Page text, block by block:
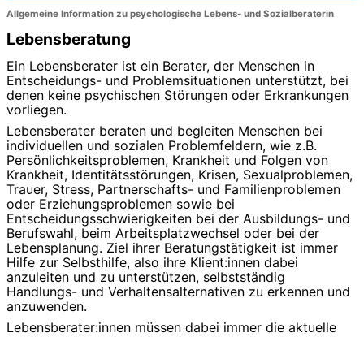
Allgemeine Information zu psychologische Lebens- und Sozialberaterin
Lebensberatung
Ein Lebensberater ist ein Berater, der Menschen in
Entscheidungs- und Problemsituationen unterstützt, bei
denen keine psychischen Störungen oder Erkrankungen
vorliegen.
Lebensberater beraten und begleiten Menschen bei
individuellen und sozialen Problemfeldern, wie z.B.
Persönlichkeitsproblemen, Krankheit und Folgen von
Krankheit, Identitätsstörungen, Krisen, Sexualproblemen,
Trauer, Stress, Partnerschafts- und Familienproblemen
oder Erziehungsproblemen sowie bei
Entscheidungsschwierigkeiten bei der Ausbildungs- und
Berufswahl, beim Arbeitsplatzwechsel oder bei der
Lebensplanung. Ziel ihrer Beratungstätigkeit ist immer
Hilfe zur Selbsthilfe, also ihre Klient:innen dabei
anzuleiten und zu unterstützen, selbstständig
Handlungs- und Verhaltensalternativen zu erkennen und
anzuwenden.
Lebensberater:innen müssen dabei immer die aktuelle